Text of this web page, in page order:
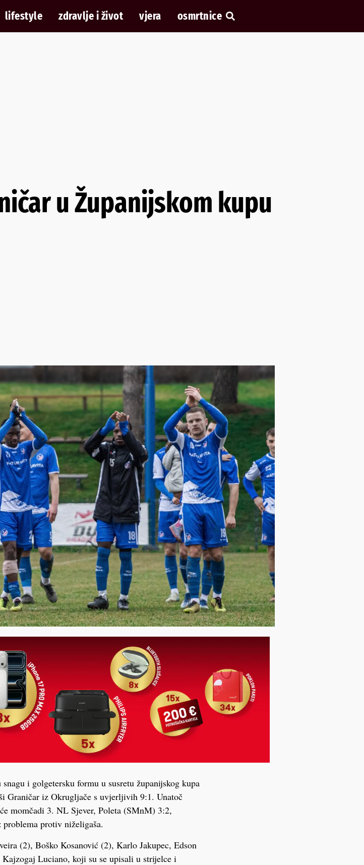
lifestyle zdravlje i život vjera osmrtnice
u Županijskom kupu
i golgetersku formu u susretu županijskog kupa
Graničar iz Okrugljače s uvjerljivih 9:1. Unatoč
momčadi 3. NL Sjever, Poleta (SMnM) 3:2,
problema protiv niželigaša.
(2), Boško Kosanović (2), Karlo Jakupec, Edson
Luciano, koji su se upisali u strijelce i